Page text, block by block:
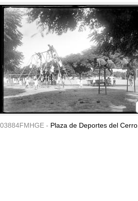
03884FMHGE - Plaza de Deportes del Cerro.